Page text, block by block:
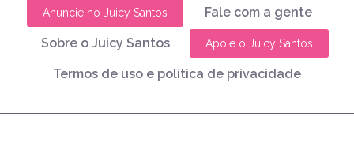
Anuncie no Juicy Santos Fale com a gente
Sobre o Juicy Santos Apoie o Juicy Santos
Termos de uso e política de privacidade